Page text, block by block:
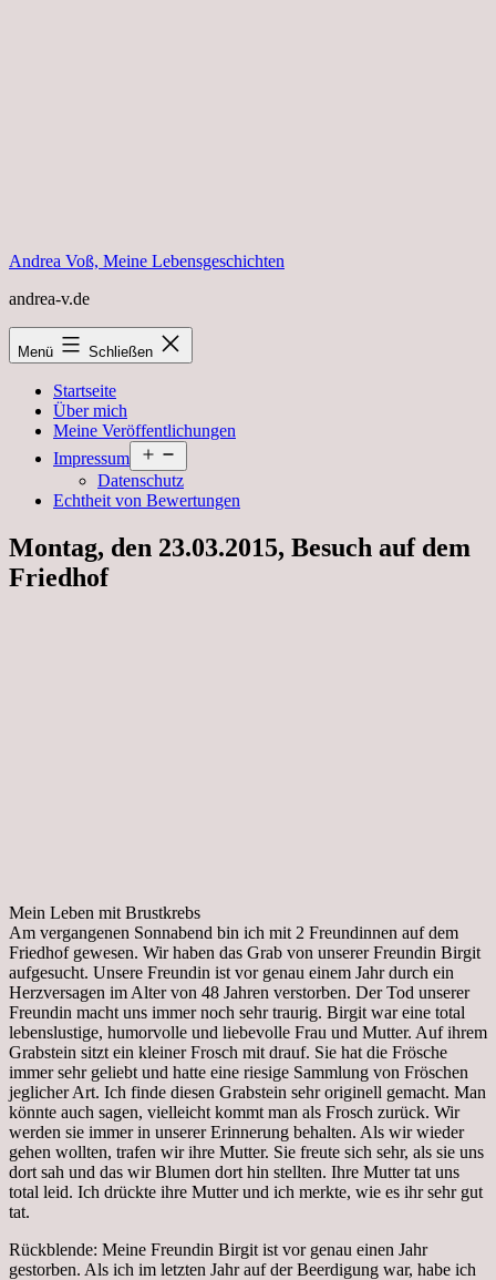
Andrea Voß, Meine Lebensgeschichten
andrea-v.de
Menü Schließen
Startseite
Über mich
Meine Veröffentlichungen
Impressum
öffnen
Datenschutz
Echtheit von Bewertungen
Montag, den 23.03.2015, Besuch auf dem
Friedhof
Mein Leben mit Brustkrebs
Am vergangenen Sonnabend bin ich mit 2 Freundinnen auf dem
Friedhof gewesen. Wir haben das Grab von unserer Freundin Birgit
aufgesucht. Unsere Freundin ist vor genau einem Jahr durch ein
Herzversagen im Alter von 48 Jahren verstorben. Der Tod unserer
Freundin macht uns immer noch sehr traurig. Birgit war eine total
lebenslustige, humorvolle und liebevolle Frau und Mutter. Auf ihrem
Grabstein sitzt ein kleiner Frosch mit drauf. Sie hat die Frösche
immer sehr geliebt und hatte eine riesige Sammlung von Fröschen
jeglicher Art. Ich finde diesen Grabstein sehr originell gemacht. Man
könnte auch sagen, vielleicht kommt man als Frosch zurück. Wir
werden sie immer in unserer Erinnerung behalten. Als wir wieder
gehen wollten, trafen wir ihre Mutter. Sie freute sich sehr, als sie uns
dort sah und das wir Blumen dort hin stellten. Ihre Mutter tat uns
total leid. Ich drückte ihre Mutter und ich merkte, wie es ihr sehr gut
tat.
Rückblende: Meine Freundin Birgit ist vor genau einen Jahr
gestorben. Als ich im letzten Jahr auf der Beerdigung war, habe ich